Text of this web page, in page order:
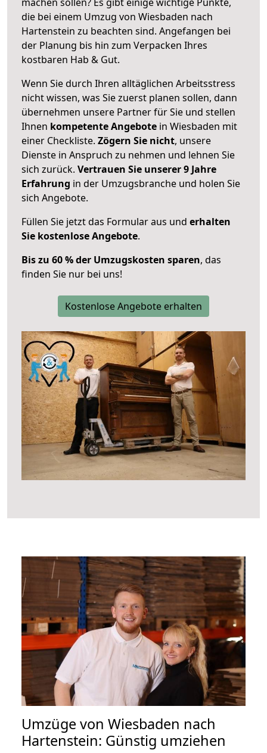
die bei einem Umzug von Wiesbaden nach
Hartenstein zu beachten sind. Angefangen bei
der Planung bis hin zum Verpacken Ihres
kostbaren Hab & Gut.
Wenn Sie durch Ihren alltäglichen Arbeitsstress
nicht wissen, was Sie zuerst planen sollen, dann
übernehmen unsere Partner für Sie und stellen
Ihnen kompetente Angebote in Wiesbaden mit
einer Checkliste. Zögern Sie nicht, unsere
Dienste in Anspruch zu nehmen und lehnen Sie
sich zurück. Vertrauen Sie unserer 9 Jahre
Erfahrung in der Umzugsbranche und holen Sie
sich Angebote.
Füllen Sie jetzt das Formular aus und erhalten
Sie kostenlose Angebote.
Bis zu 60 % der Umzugskosten sparen, das
finden Sie nur bei uns!
Kostenlose Angebote erhalten
Umzüge von Wiesbaden nach
Hartenstein: Günstig umziehen